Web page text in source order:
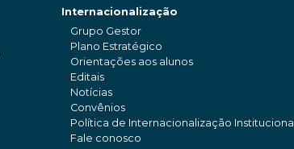
Internacionalização
Grupo Gestor
Plano Estratégico
Orientações aos alunos
Editais
Notícias
Convênios
Política de Internacionalização Institucional
Fale conosco